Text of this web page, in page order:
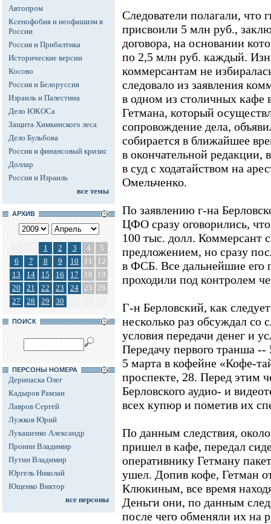
Автопром
Ксенофобия и неофашизм в
России
Россия и Прибалтика
Исторические версии
Косово
Россия и Белоруссия
Израиль и Палестина
Дело ЮКОСа
Защита Химкинского леса
Дело Бульбова
Россия и финансовый кризис
Доллар
Россия и Израиль
все темы
АРХИВ
1 2 3 4
5
6
7 8 9 10 11
12
13
14 15 16 17 18
19
20
21 22 23 24 25 26
27
28 29 30
ПОИСК
ПЕРСОНЫ НОМЕРА
Дерипаска Олег
Кадыров Рамзан
Лавров Сергей
Лужков Юрий
Лукашенко Александр
Пронин Владимир
Путин Владимир
Юргель Николай
Ющенко Виктор
все персоны
Следователи полагали, что
присвоили 5 млн руб.,
договора, на основании
по 2,5 млн руб. каждый.
коммерсантам не
следовало из заявления
в одном из столичных кафе
Гетмана, который
сопровождение дела,
собирается в ближайшее
в окончательной редакции,
в суд с ходатайством на
Омельченко.
По заявлению г-на
ЦФО сразу оговорились,
100 тыс. долл. Коммерсант
предложением, но сразу
в ФСБ. Все дальнейшие его
проходили под контролем
Г-н Берловский, как
несколько раз обсуждал со
условия передачи денег и
Передачу первого транша
5 марта в кофейне «Кофе-
проспекте, 28. Перед этим
Берловского аудио- и
всех купюр и пометив их
По данным следствия,
пришел в кафе, передал
оперативнику Гетману
ушел. Допив кофе, Гетман
Клюкиным, все время
Деньги они, по данным
после чего обменяли их на